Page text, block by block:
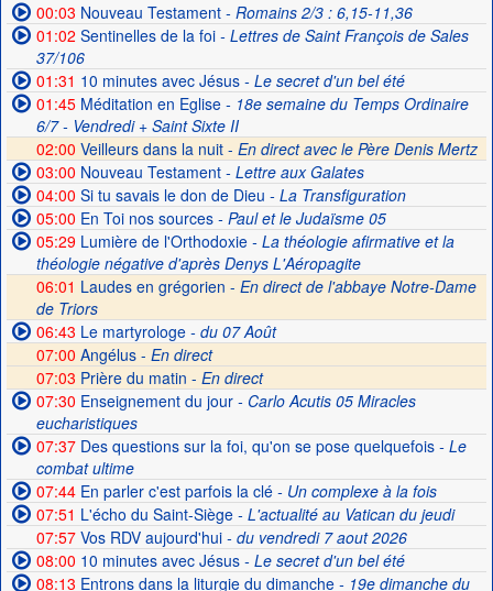
00:03 Nouveau Testament- Romains 2/3 : 6,15-11,36
01:02 Sentinelles de la foi- Lettres de Saint François de Sales
37/106
01:31 10 minutes avec Jésus- Le secret d'un bel été
01:45Méditation en Eglise- 18e semaine du Temps Ordinaire
6/7 - Vendredi + Saint Sixte II
02:00 Veilleurs dans la nuit - En direct avec le Père Denis Mertz
03:00 Nouveau Testament- Lettre aux Galates
04:00 Si tu savais le don de Dieu - La Transfiguration
05:00 En Toi nos sources- Paul et le Judaïsme 05
05:29Lumière de l'Orthodoxie- La théologie afirmative et la
théologie négative d'après Denys L'Aéropagite
06:01 Laudes en grégorien - En direct de l'abbaye Notre-Dame
de Triors
06:43 Le martyrologe- du 07 Août
07:00 Angélus - En direct
07:03 Prière du matin - En direct
07:30 Enseignement du jour- Carlo Acutis 05 Miracles
eucharistiques
07:37Des questions sur la foi, qu'on se pose quelquefois- Le
combat ultime
07:44En parler c'est parfois la clé- Un complexe à la fois
07:51 L'écho du Saint-Siège- L'actualité au Vatican du jeudi
07:57Vos RDV aujourd'hui- du vendredi 7 aout 2026
08:00 10 minutes avec Jésus- Le secret d'un bel été
08:13 Entrons dans la liturgie du dimanche- 19e dimanche du